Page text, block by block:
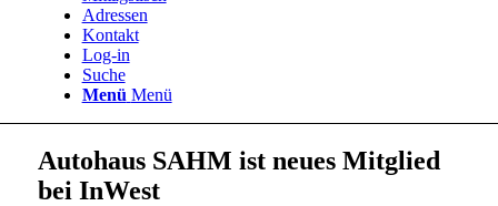
Adressen
Kontakt
Log-in
Suche
Menü Menü
Autohaus SAHM ist neues Mitglied
bei InWest